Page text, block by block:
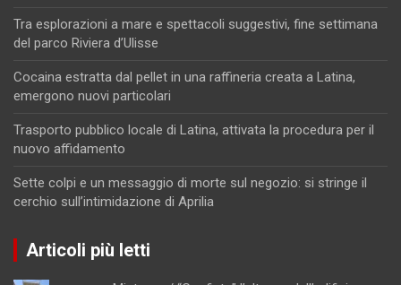
Tra esplorazioni a mare e spettacoli suggestivi, fine settimana
del parco Riviera d’Ulisse
Cocaina estratta dal pellet in una raffineria creata a Latina,
emergono nuovi particolari
Trasporto pubblico locale di Latina, attivata la procedura per il
nuovo affidamento
Sette colpi e un messaggio di morte sul negozio: si stringe il
cerchio sull’intimidazione di Aprilia
Articoli più letti